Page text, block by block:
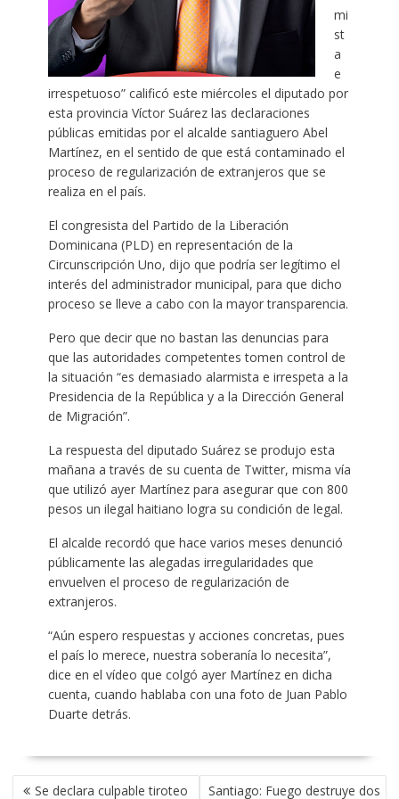
mi
st
a
e
irrespetuoso” calificó este miércoles el diputado por
esta provincia Víctor Suárez las declaraciones
públicas emitidas por el alcalde santiaguero Abel
Martínez, en el sentido de que está contaminado el
proceso de regularización de extranjeros que se
realiza en el país.
El congresista del Partido de la Liberación
Dominicana (PLD) en representación de la
Circunscripción Uno, dijo que podría ser legítimo el
interés del administrador municipal, para que dicho
proceso se lleve a cabo con la mayor transparencia.
Pero que decir que no bastan las denuncias para
que las autoridades competentes tomen control de
la situación “es demasiado alarmista e irrespeta a la
Presidencia de la República y a la Dirección General
de Migración”.
La respuesta del diputado Suárez se produjo esta
mañana a través de su cuenta de Twitter, misma vía
que utilizó ayer Martínez para asegurar que con 800
pesos un ilegal haitiano logra su condición de legal.
El alcalde recordó que hace varios meses denunció
públicamente las alegadas irregularidades que
envuelven el proceso de regularización de
extranjeros.
“Aún espero respuestas y acciones concretas, pues
el país lo merece, nuestra soberanía lo necesita”,
dice en el vídeo que colgó ayer Martínez en dicha
cuenta, cuando hablaba con una foto de Juan Pablo
Duarte detrás.
POSTSe declara culpable tiroteo Santiago: Fuego destruye dos